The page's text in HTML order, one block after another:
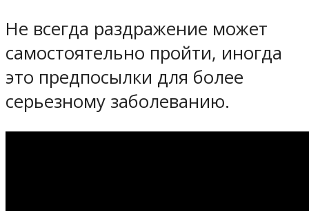
Не всегда раздражение может
самостоятельно пройти, иногда
это предпосылки для более
серьезному заболеванию.